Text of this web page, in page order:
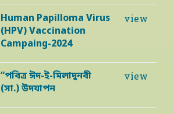
Human Papilloma Virus
(HPV) Vaccination
Campaing-2024
view
“পবিত্র ঈদ-ই-মিলাদুনবী
(সা.) উদযাপন
view